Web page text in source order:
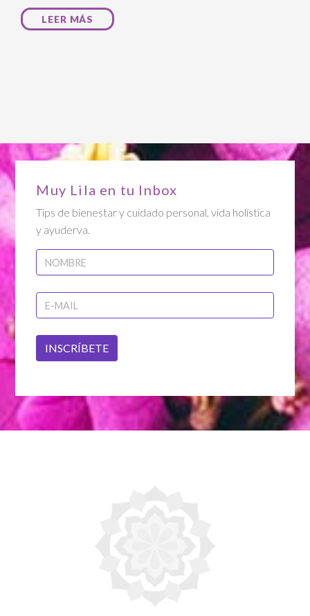
LEER MÁS
Muy Lila en tu Inbox
Tips de bienestar y cuidado personal, vida holística
y ayuderva.
INSCRÍBETE